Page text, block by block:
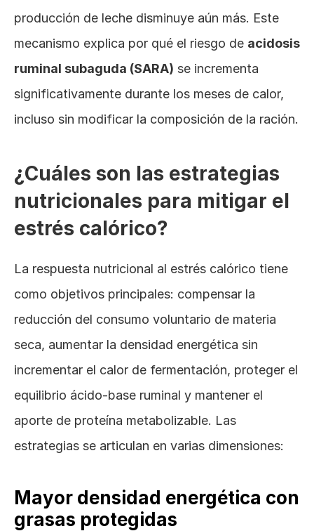
producción de leche disminuye aún más. Este
mecanismo explica por qué el riesgo de acidosis
ruminal subaguda (SARA) se incrementa
significativamente durante los meses de calor,
incluso sin modificar la composición de la ración.
¿Cuáles son las estrategias
nutricionales para mitigar el
estrés calórico?
La respuesta nutricional al estrés calórico tiene
como objetivos principales: compensar la
reducción del consumo voluntario de materia
seca, aumentar la densidad energética sin
incrementar el calor de fermentación, proteger el
equilibrio ácido-base ruminal y mantener el
aporte de proteína metabolizable. Las
estrategias se articulan en varias dimensiones:
Mayor densidad energética con
grasas protegidas